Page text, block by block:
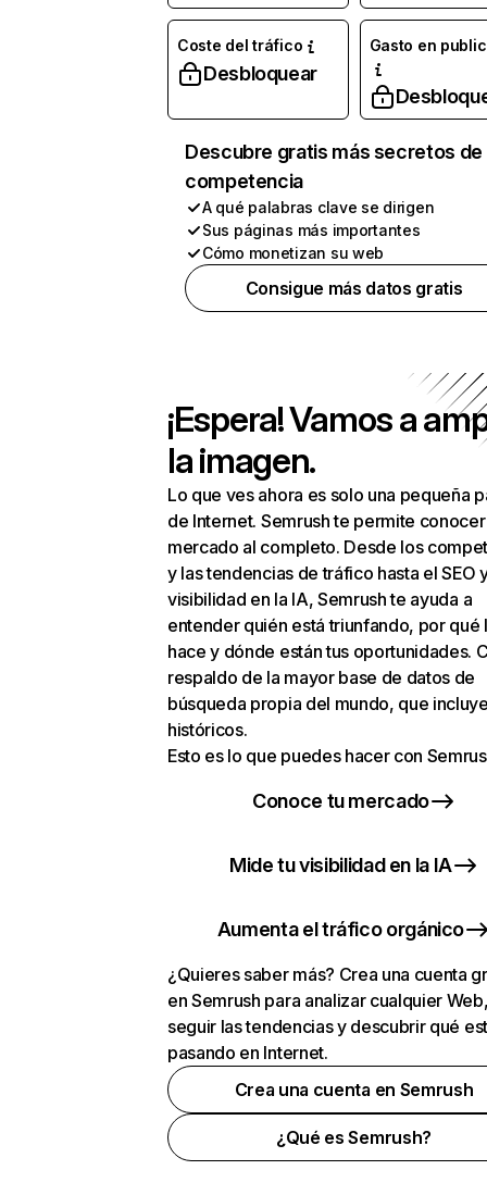
Coste del tráfico
Desbloquear
Gasto en
Descubre gratis más secretos de
competencia
A qué palabras clave se dirigen
Sus páginas más importantes
Cómo monetizan su web
Consigue más datos gratis
¡Espera! Vamos a
la imagen.
Lo que ves ahora es solo una pequeña
de Internet. Semrush te permite
mercado al completo. Desde los
y las tendencias de tráfico hasta el SEO
visibilidad en la IA, Semrush te ayuda a
entender quién está triunfando, por qué
hace y dónde están tus oportunidades.
respaldo de la mayor base de datos de
búsqueda propia del mundo, que
históricos.
Esto es lo que puedes hacer con
Conoce tu mercado
Mide tu visibilidad en la IA
Aumenta el tráfico orgánico
¿Quieres saber más? Crea una cuenta
en Semrush para analizar cualquier
seguir las tendencias y descubrir qué
pasando en Internet.
Crea una cuenta en Semrush
¿Qué es Semrush?